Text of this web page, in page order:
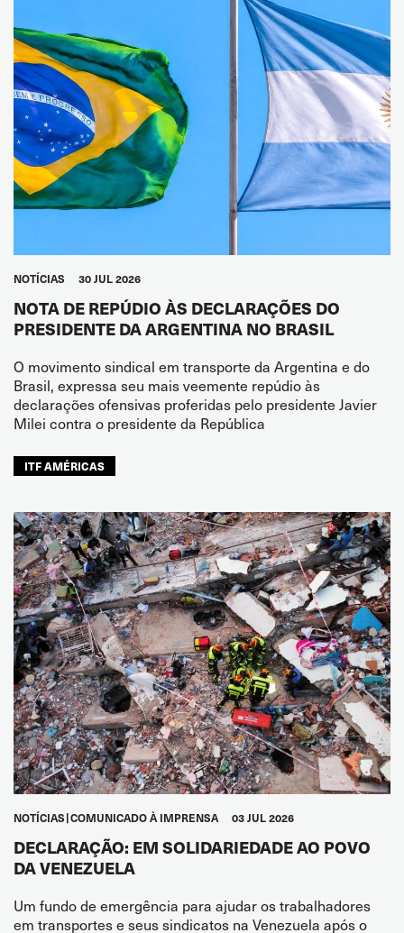
NOTÍCIAS 30 JUL 2026
NOTA DE REPÚDIO ÀS DECLARAÇÕES DO
PRESIDENTE DA ARGENTINA NO BRASIL
O movimento sindical em transporte da Argentina e do
Brasil, expressa seu mais veemente repúdio às
declarações ofensivas proferidas pelo presidente Javier
Milei contra o presidente da República
ITF AMÉRICAS
NOTÍCIAS COMUNICADO À IMPRENSA 03 JUL 2026
DECLARAÇÃO: EM SOLIDARIEDADE AO POVO
DA VENEZUELA
Um fundo de emergência para ajudar os trabalhadores
em transportes e seus sindicatos na Venezuela após o